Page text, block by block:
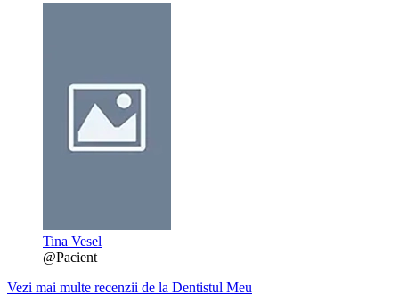
Tina Vesel
@Pacient
Vezi mai multe recenzii de la Dentistul Meu